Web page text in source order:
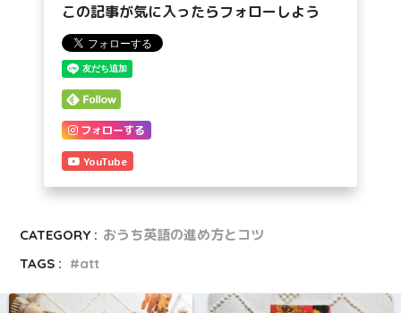
この記事が気に入ったらフォローしよう
フォローする
YouTube
CATEGORY : おうち英語の進め方とコツ
TAGS :
att